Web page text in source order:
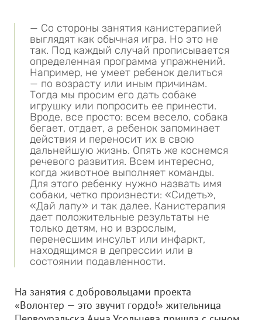
— Со стороны занятия канистерапией
выглядят как обычная игра. Но это не
так. Под каждый случай прописывается
определенная программа упражнений.
Например, не умеет ребенок делиться
— по возрасту или иным причинам.
Тогда мы просим его дать собаке
игрушку или попросить ее принести.
Вроде, все просто: всем весело, собака
бегает, отдает, а ребенок запоминает
действия и переносит их в свою
дальнейшую жизнь. Опять же коснемся
речевого развития. Всем интересно,
когда животное выполняет команды.
Для этого ребенку нужно назвать имя
собаки, четко произнести: «Сидеть»,
«Дай лапу» и так далее. Канистерапия
дает положительные результаты не
только детям, но и взрослым,
перенесшим инсульт или инфаркт,
находящимся в депрессии или в
состоянии подавленности.
На занятия с добровольцами проекта
«Волонтер — это звучит гордо!» жительница